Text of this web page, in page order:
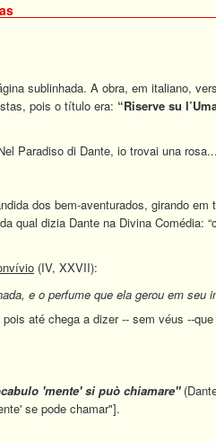
sublinhada. A obra, em italiano,
pois o título era: “Riserve su
Paradiso di Dante, io trovai una
dos bem-aventurados, girando
dizia Dante na Divina Comédia:
(IV, XXVII):
e o perfume que ela gerou em seu
até chega a dizer -- sem véus --
'mente' si può chiamare"
se pode chamar"].